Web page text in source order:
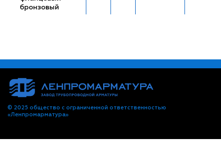
бронзовый
© 2025 общество с ограниченной ответственностью
«Ленпромарматура»